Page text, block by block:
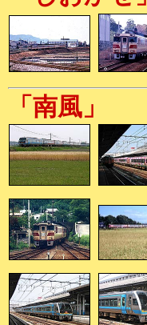
「南風」